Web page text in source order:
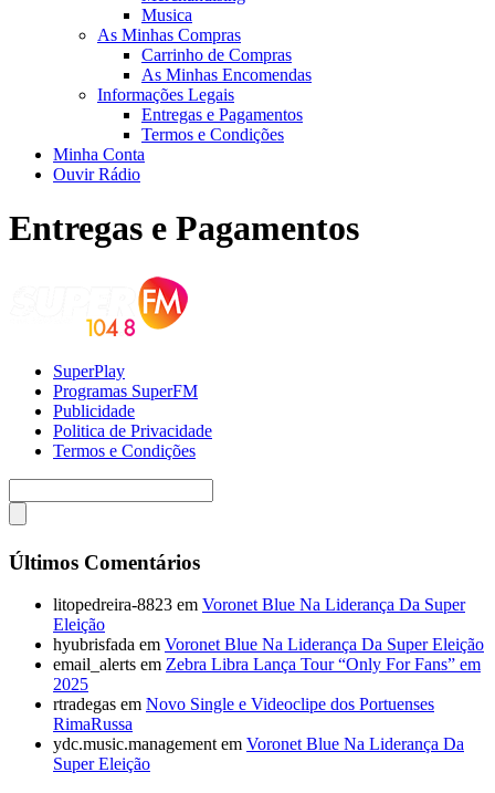
Musica
As Minhas Compras
Carrinho de Compras
As Minhas Encomendas
Informações Legais
Entregas e Pagamentos
Termos e Condições
Minha Conta
Ouvir Rádio
Entregas e Pagamentos
SuperPlay
Programas SuperFM
Publicidade
Politica de Privacidade
Termos e Condições
Últimos Comentários
litopedreira-8823 em Voronet Blue Na Liderança Da Super
Eleição
hyubrisfada em Voronet Blue Na Liderança Da Super Eleição
email_alerts em Zebra Libra Lança Tour “Only For Fans” em
2025
rtradegas em Novo Single e Videoclipe dos Portuenses
RimaRussa
ydc.music.management em Voronet Blue Na Liderança Da
Super Eleição